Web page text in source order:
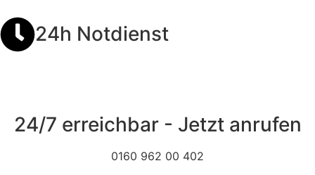
24h Notdienst
24/7 erreichbar - Jetzt anrufen
0160 962 00 402